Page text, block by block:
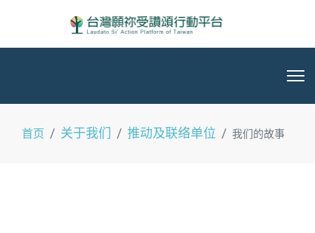
首页 关于我们 推动及联络单位 我们的故事